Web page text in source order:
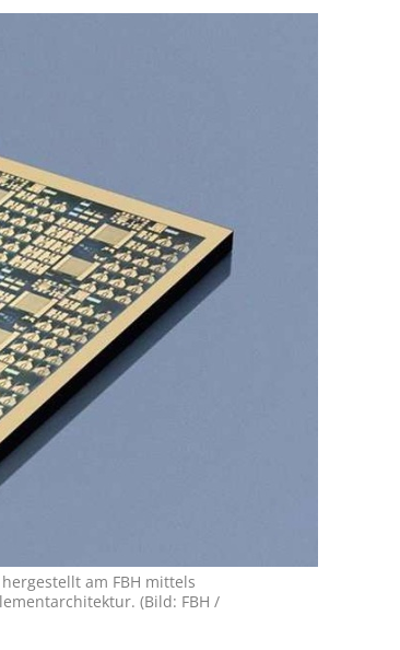
am FBH mittels
(Bild: FBH /